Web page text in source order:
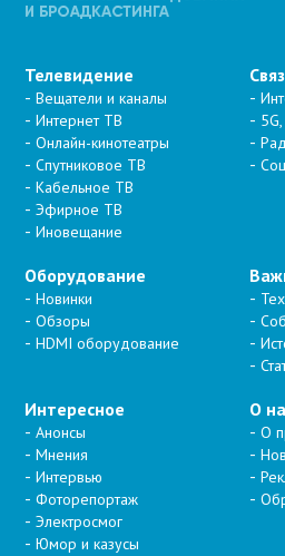
Телевидение
Вещатели и каналы
Интернет ТВ
Онлайн-кинотеатры
Спутниковое ТВ
Кабельное ТВ
Эфирное ТВ
Иновещание
Оборудование
Новинки
Обзоры
HDMI оборудование
Интересное
Анонсы
Мнения
Интервью
Фоторепортаж
Электросмог
Юмор и казусы
О
О